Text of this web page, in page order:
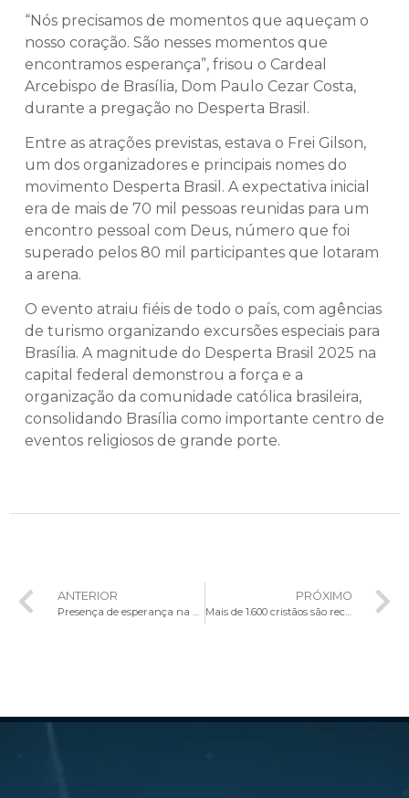
“Nós precisamos de momentos que aqueçam o
nosso coração. São nesses momentos que
encontramos esperança”, frisou o Cardeal
Arcebispo de Brasília, Dom Paulo Cezar Costa,
durante a pregação no Desperta Brasil.
Entre as atrações previstas, estava o Frei Gilson,
um dos organizadores e principais nomes do
movimento Desperta Brasil. A expectativa inicial
era de mais de 70 mil pessoas reunidas para um
encontro pessoal com Deus, número que foi
superado pelos 80 mil participantes que lotaram
a arena.
O evento atraiu fiéis de todo o país, com agências
de turismo organizando excursões especiais para
Brasília. A magnitude do Desperta Brasil 2025 na
capital federal demonstrou a força e a
organização da comunidade católica brasileira,
consolidando Brasília como importante centro de
eventos religiosos de grande porte.
ANTERIOR PRÓXIMO
Mais de 1.600 cristãos são reconhecidos pela Comissão dos Novos Mártires